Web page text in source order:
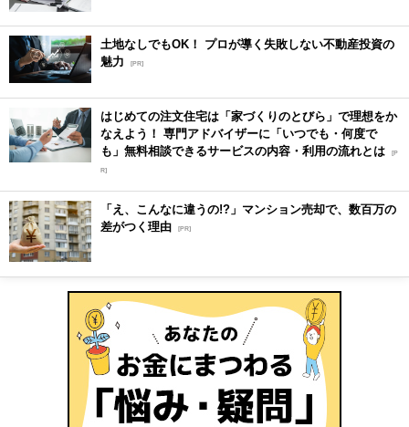
土地なしでもOK！ プロが導く失敗しない不動産投資の
魅力
[PR]
はじめての注文住宅は「家づくりのとびら」で理想をか
なえよう！ 専門アドバイザーに「いつでも・何度で
も」無料相談できるサービスの内容・利用の流れとは [P
R]
「え、こんなに違うの!?」マンション売却で、数百万の
差がつく理由 [PR]